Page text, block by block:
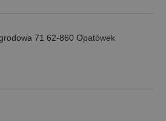
71 62-860 Opatówek